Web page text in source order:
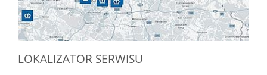
LOKALIZATOR SERWISU